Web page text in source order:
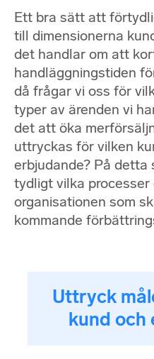
Ett bra sätt att
till dimensionerna
det handlar om att
handläggningstiden
då frågar vi oss för
typer av ärenden vi
det att öka
uttryckas för vilken
erbjudande? På detta
tydligt vilka processer
organisationen som
kommande
Uttryck
kund och